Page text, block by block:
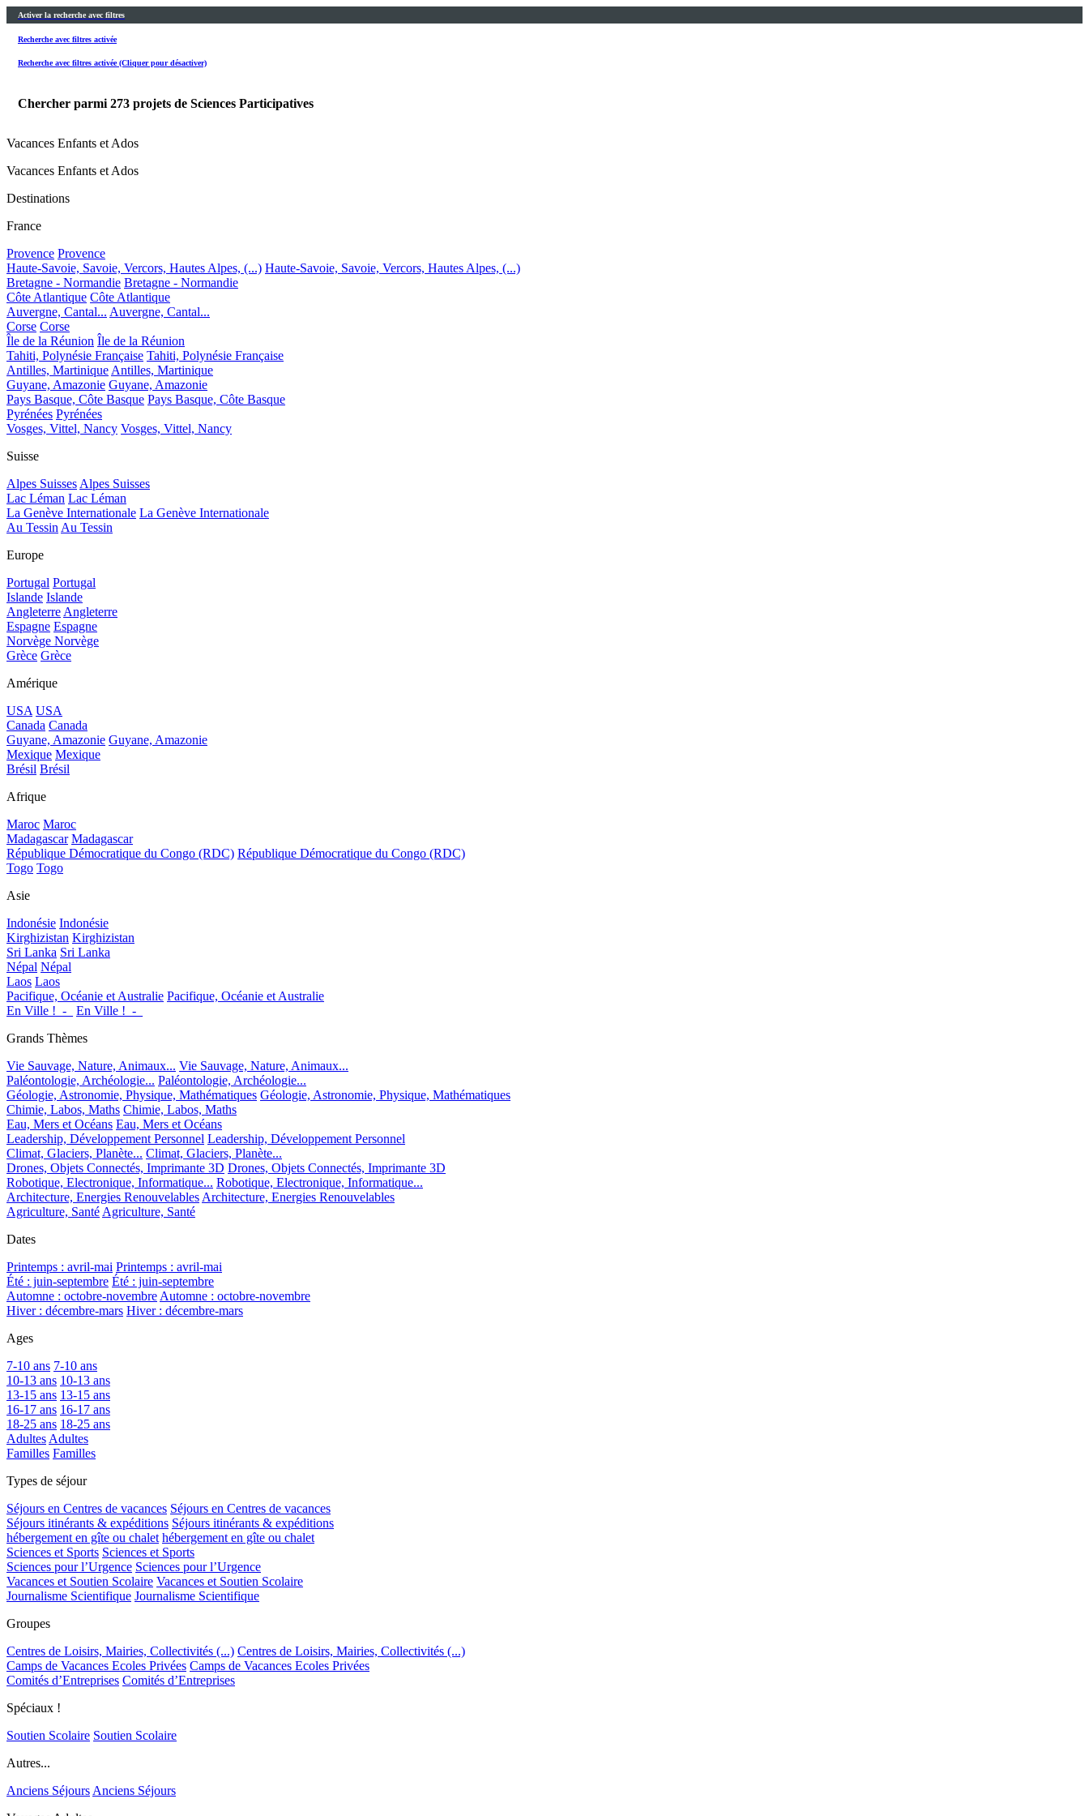
Activer la recherche avec filtres
Recherche avec filtres activée
Recherche avec filtres activée (Cliquer pour désactiver)
Chercher parmi 273 projets de Sciences Participatives
Vacances Enfants et Ados
Vacances Enfants et Ados
Destinations
France
Provence Provence
Haute-Savoie, Savoie, Vercors, Hautes Alpes, (...) Haute-Savoie, Savoie, Vercors, Hautes Alpes, (...)
Bretagne - Normandie Bretagne - Normandie
Côte Atlantique Côte Atlantique
Auvergne, Cantal... Auvergne, Cantal...
Corse Corse
Île de la Réunion Île de la Réunion
Tahiti, Polynésie Française Tahiti, Polynésie Française
Antilles, MartiniqueAntilles, Martinique
Guyane, Amazonie Guyane, Amazonie
Pays Basque, Côte Basque Pays Basque, Côte Basque
Pyrénées Pyrénées
Vosges, Vittel, Nancy Vosges, Vittel, Nancy
Suisse
Alpes SuissesAlpes Suisses
Lac Léman Lac Léman
La Genève Internationale La Genève Internationale
Au TessinAu Tessin
Europe
Portugal Portugal
Islande Islande
AngleterreAngleterre
Espagne Espagne
Norvège Norvège
Grèce Grèce
Amérique
USA USA
Canada Canada
Guyane, Amazonie Guyane, Amazonie
Mexique Mexique
Brésil Brésil
Afrique
Maroc Maroc
Madagascar Madagascar
République Démocratique du Congo (RDC) République Démocratique du Congo (RDC)
Togo Togo
Asie
Indonésie Indonésie
Kirghizistan Kirghizistan
Sri Lanka Sri Lanka
Népal Népal
Laos Laos
Pacifique, Océanie et Australie Pacifique, Océanie et Australie
En Ville !_-_
En Ville !_-_
Grands Thèmes
Vie Sauvage, Nature, Animaux... Vie Sauvage, Nature, Animaux...
Paléontologie, Archéologie... Paléontologie, Archéologie...
Géologie, Astronomie, Physique, Mathématiques Géologie, Astronomie, Physique, Mathématiques
Chimie, Labos, Maths Chimie, Labos, Maths
Eau, Mers et Océans Eau, Mers et Océans
Leadership, Développement Personnel Leadership, Développement Personnel
Climat, Glaciers, Planète... Climat, Glaciers, Planète...
Drones, Objets Connectés, Imprimante 3D Drones, Objets Connectés, Imprimante 3D
Robotique, Electronique, Informatique... Robotique, Electronique, Informatique...
Architecture, Energies RenouvelablesArchitecture, Energies Renouvelables
Agriculture, SantéAgriculture, Santé
Dates
Printemps : avril-mai Printemps : avril-mai
Été : juin-septembre Été : juin-septembre
Automne : octobre-novembreAutomne : octobre-novembre
Hiver : décembre-mars Hiver : décembre-mars
Ages
7-10 ans 7-10 ans
10-13 ans 10-13 ans
13-15 ans 13-15 ans
16-17 ans 16-17 ans
18-25 ans 18-25 ans
AdultesAdultes
Familles Familles
Types de séjour
Séjours en Centres de vacances Séjours en Centres de vacances
Séjours itinérants & expéditions Séjours itinérants & expéditions
hébergement en gîte ou chalet hébergement en gîte ou chalet
Sciences et Sports Sciences et Sports
Sciences pour l’Urgence Sciences pour l’Urgence
Vacances et Soutien Scolaire Vacances et Soutien Scolaire
Journalisme Scientifique Journalisme Scientifique
Groupes
Centres de Loisirs, Mairies, Collectivités (...) Centres de Loisirs, Mairies, Collectivités (...)
Camps de Vacances Ecoles Privées Camps de Vacances Ecoles Privées
Comités d’Entreprises Comités d’Entreprises
Spéciaux !
Soutien Scolaire Soutien Scolaire
Autres...
Anciens SéjoursAnciens Séjours